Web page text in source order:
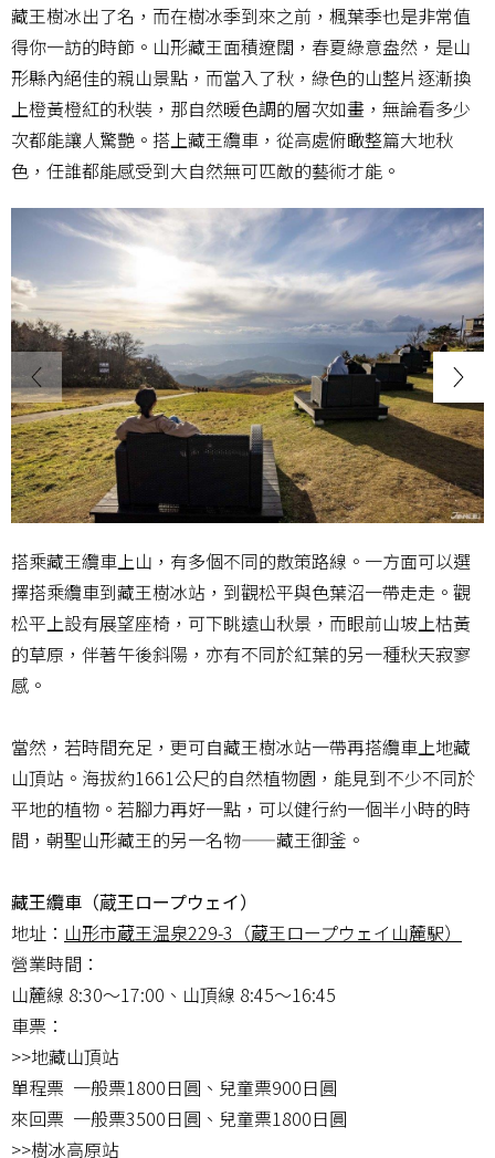
藏王樹冰出了名，而在樹冰季到來之前，楓葉季也是非常值
得你一訪的時節。山形藏王面積遼闊，春夏綠意盎然，是山
形縣內絕佳的親山景點，而當入了秋，綠色的山整片逐漸換
上橙黃橙紅的秋裝，那自然暖色調的層次如畫，無論看多少
次都能讓人驚艷。搭上藏王纜車，從高處俯瞰整篇大地秋
色，任誰都能感受到大自然無可匹敵的藝術才能。
搭乘藏王纜車上山，有多個不同的散策路線。一方面可以選
擇搭乘纜車到藏王樹冰站，到觀松平與色葉沼一帶走走。觀
松平上設有展望座椅，可下眺遠山秋景，而眼前山坡上枯黃
的草原，伴著午後斜陽，亦有不同於紅葉的另一種秋天寂寥
感。
當然，若時間充足，更可自藏王樹冰站一帶再搭纜車上地藏
山頂站。海拔約1661公尺的自然植物園，能見到不少不同於
平地的植物。若腳力再好一點，可以健行約一個半小時的時
間，朝聖山形藏王的另一名物——藏王御釜。
藏王纜車（蔵王ロープウェイ）
地址： 山形市蔵王温泉229-3（蔵王ロープウェイ山麓駅）
營業時間：
山麓線 8:30〜17:00、山頂線 8:45〜16:45
車票：
>>地藏山頂站
單程票 一般票1800日圓、兒童票900日圓
來回票 一般票3500日圓、兒童票1800日圓
>>樹冰高原站